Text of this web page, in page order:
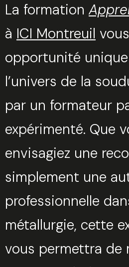
La formation
à ICI Montreuil
opportunité unique
l’univers de la
par un formateur
expérimenté. Que
envisagiez une
simplement une
professionnelle
métallurgie, cette
vous permettra de